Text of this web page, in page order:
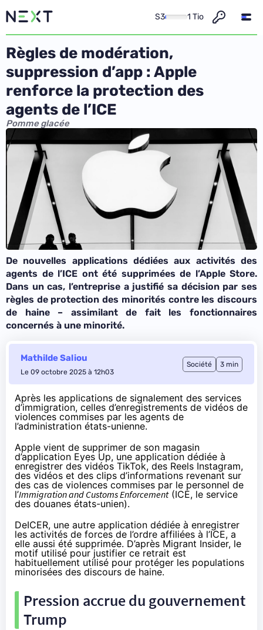
S3 1 Tio
Règles de modération,
suppression d’app : Apple
renforce la protection des
agents de l’ICE
Pomme glacée
De nouvelles applications dédiées aux activités des
agents de l’ICE ont été supprimées de l’Apple Store.
Dans un cas, l’entreprise a justifié sa décision par ses
règles de protection des minorités contre les discours
de haine – assimilant de fait les fonctionnaires
concernés à une minorité.
Mathilde Saliou
Le 09 octobre 2025 à 12h03
Société 3 min
Après les applications de signalement des services
d’immigration, celles d’enregistrements de vidéos de
violences commises par les agents de
l’administration états-unienne.
Apple vient de supprimer de son magasin
d’application Eyes Up, une application dédiée à
enregistrer des vidéos TikTok, des Reels Instagram,
des vidéos et des clips d’informations revenant sur
des cas de violences commises par le personnel de
l’Immigration and Customs Enforcement(ICE, le service
des douanes états-unien).
DeICER, une autre application dédiée à enregistrer
les activités de forces de l’ordre affiliées à l’ICE, a
elle aussi été supprimée. D’après Migrant Insider, le
motif utilisé pour justifier ce retrait est
habituellement utilisé pour protéger les populations
minorisées des discours de haine.
Pression accrue du gouvernement
Trump